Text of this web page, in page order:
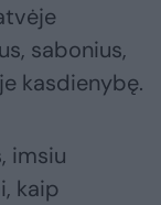
sabonius,
kasdienybę.
imsiu
kaip